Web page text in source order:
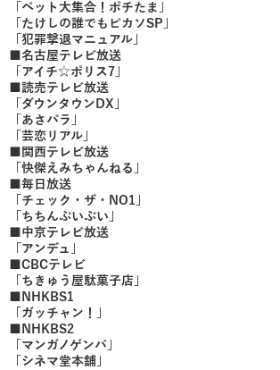
「ペット大集合！ポチたま」
「たけしの誰でもピカソSP」
「犯罪撃退マニュアル」
■名古屋テレビ放送
「アイチ☆ポリス7」
■読売テレビ放送
「ダウンタウンDX」
「あさパラ」
「芸恋リアル」
■関西テレビ放送
「快傑えみちゃんねる」
■毎日放送
「チェック・ザ・NO1」
「ちちんぷいぷい」
■中京テレビ放送
「アンデュ」
■CBCテレビ
「ちきゅう屋駄菓子店」
■NHKBS1
「ガッチャン！」
■NHKBS2
「マンガノゲンバ」
「シネマ堂本舗」